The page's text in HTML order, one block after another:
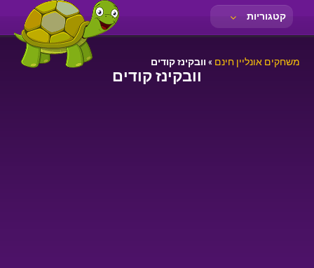
קטגוריות
משחקים אונליין חינם » וובקינז קודים
וובקינז קודים